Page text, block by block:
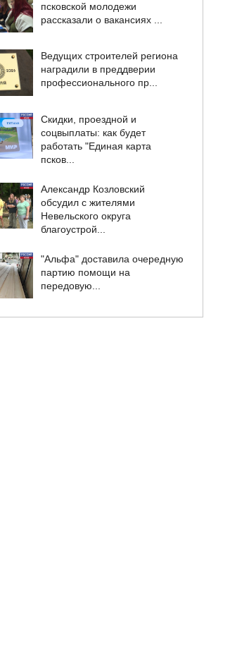
псковской молодежи
рассказали о вакансиях ...
Ведущих строителей региона
наградили в преддверии
профессионального пр...
Скидки, проездной и
соцвыплаты: как будет
работать "Единая карта
псков...
Александр Козловский
обсудил с жителями
Невельского округа
благоустрой...
"Альфа" доставила очередную
партию помощи на
передовую...